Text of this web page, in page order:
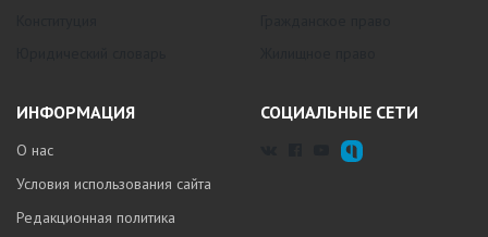
ИНФОРМАЦИЯ
О нас
Условия использования сайта
Редакционная политика
СОЦИАЛЬНЫЕ СЕТИ